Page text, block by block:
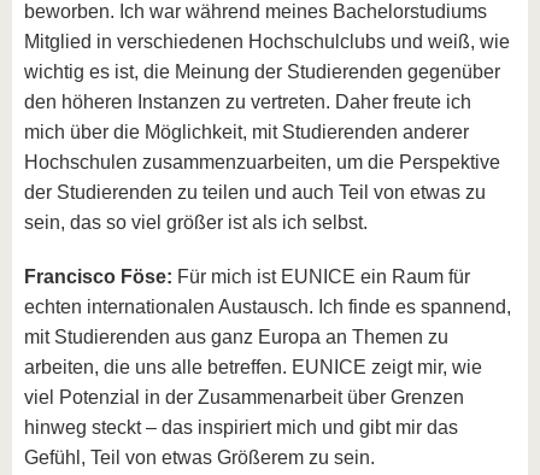
beworben. Ich war während meines Bachelorstudiums
Mitglied in verschiedenen Hochschulclubs und weiß, wie
wichtig es ist, die Meinung der Studierenden gegenüber
den höheren Instanzen zu vertreten. Daher freute ich
mich über die Möglichkeit, mit Studierenden anderer
Hochschulen zusammenzuarbeiten, um die Perspektive
der Studierenden zu teilen und auch Teil von etwas zu
sein, das so viel größer ist als ich selbst.
Francisco Föse: Für mich ist EUNICE ein Raum für
echten internationalen Austausch. Ich finde es spannend,
mit Studierenden aus ganz Europa an Themen zu
arbeiten, die uns alle betreffen. EUNICE zeigt mir, wie
viel Potenzial in der Zusammenarbeit über Grenzen
hinweg steckt – das inspiriert mich und gibt mir das
Gefühl, Teil von etwas Größerem zu sein.